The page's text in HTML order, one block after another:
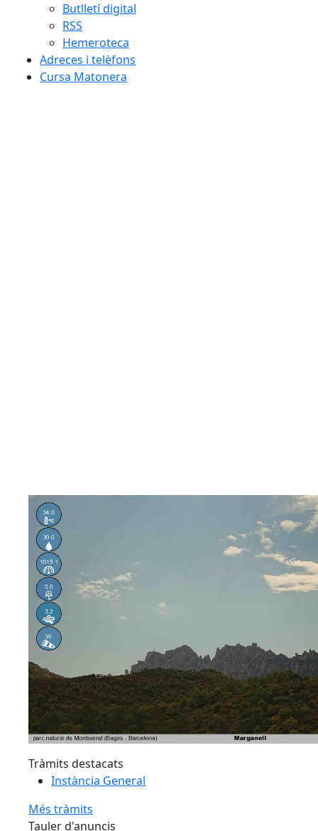
Butlletí digital
RSS
Hemeroteca
Adreces i telèfons
Cursa Matonera
Tràmits destacats
Instància General
Més tràmits
Tauler d'anuncis